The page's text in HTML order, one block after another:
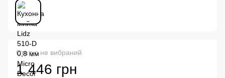
Статус не вибраний
1 446 грн